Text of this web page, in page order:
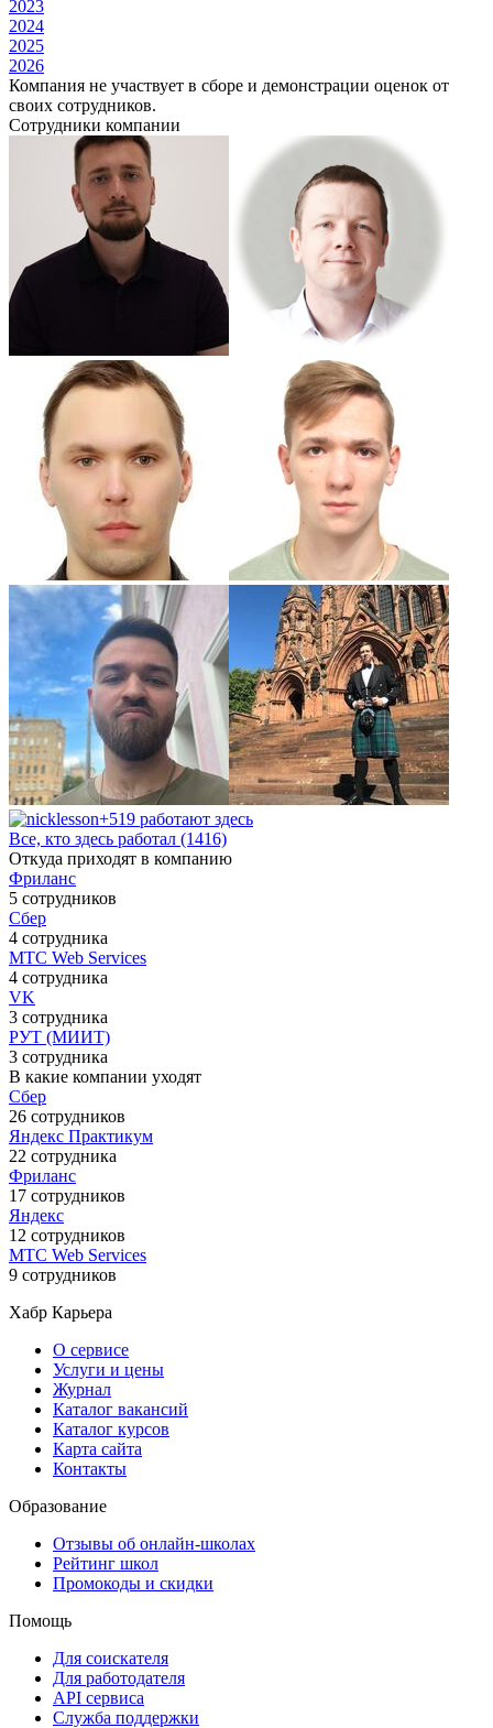
2023
2024
2025
2026
Компания не участвует в сборе и демонстрации оценок от
своих сотрудников.
Сотрудники компании
+519 работают здесь
Все, кто здесь работал (1416)
Откуда приходят в компанию
Фриланс
5 сотрудников
Сбер
4 сотрудника
МТС Web Services
4 сотрудника
VK
3 сотрудника
РУТ (МИИТ)
3 сотрудника
В какие компании уходят
Сбер
26 сотрудников
Яндекс Практикум
22 сотрудника
Фриланс
17 сотрудников
Яндекс
12 сотрудников
МТС Web Services
9 сотрудников
Хабр Карьера
О сервисе
Услуги и цены
Журнал
Каталог вакансий
Каталог курсов
Карта сайта
Контакты
Образование
Отзывы об онлайн-школах
Рейтинг школ
Промокоды и скидки
Помощь
Для соискателя
Для работодателя
API сервиса
Служба поддержки